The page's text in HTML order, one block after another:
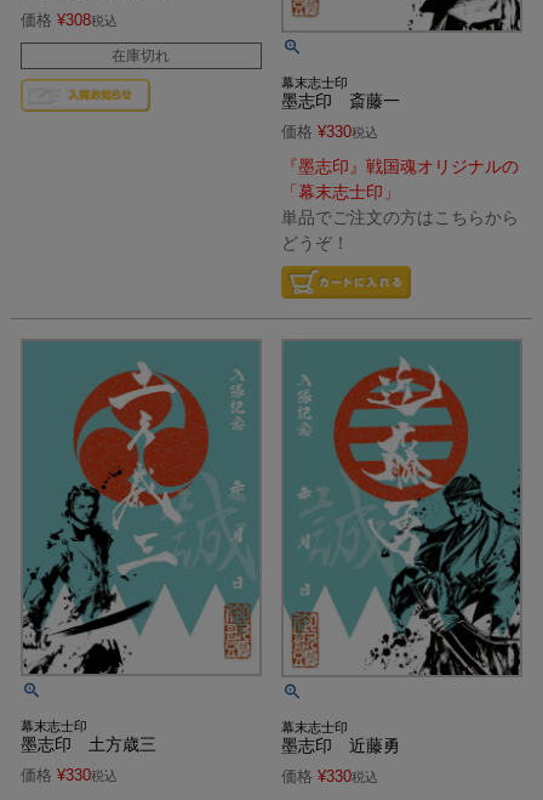
価格 ¥308税込
在庫切れ
幕末志士印
墨志印 斎藤一
価格 ¥330税込
『墨志印』戦国魂オリジナルの
「幕末志士印」
単品でご注文の方はこちらから
どうぞ！
幕末志士印
墨志印 土方歳三
価格 ¥330税込
幕末志士印
墨志印 近藤勇
価格 ¥330税込